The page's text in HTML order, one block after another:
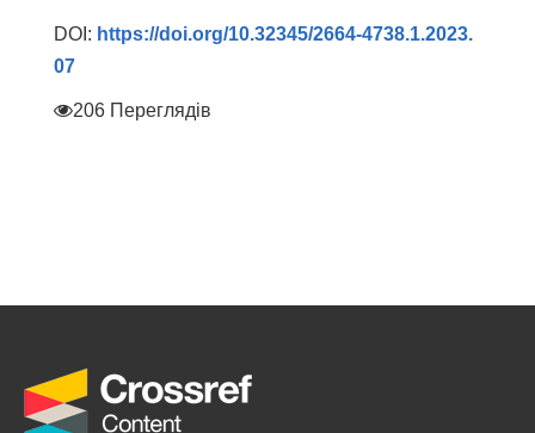
DOI: https://doi.org/10.32345/2664-4738.1.2023.
07
206 Переглядів